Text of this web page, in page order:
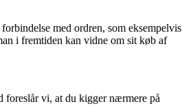
med ordren, som eksempelvis
i fremtiden kan vidne om sit køb af
foreslår vi, at du kigger nærmere på